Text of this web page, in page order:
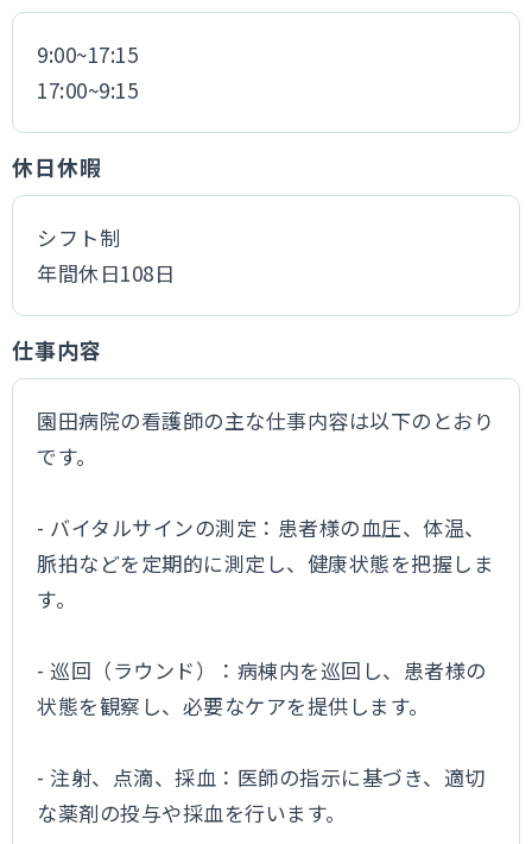
9:00~17:15
17:00~9:15
休日休暇
シフト制
年間休日108日
仕事内容
園田病院の看護師の主な仕事内容は以下のとおり
です。
- バイタルサインの測定：患者様の血圧、体温、
脈拍などを定期的に測定し、健康状態を把握しま
す。
- 巡回（ラウンド）：病棟内を巡回し、患者様の
状態を観察し、必要なケアを提供します。
- 注射、点滴、採血：医師の指示に基づき、適切
な薬剤の投与や採血を行います。